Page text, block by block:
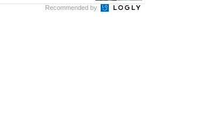
Recommended by